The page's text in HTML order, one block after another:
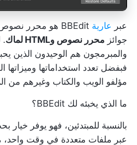
عبر عارية
جوائز محرر نصوص وHTML لماك
.
والمبرمجون هم الوحيدون الذين
فبفضل تعدد استخداماتها وميزاتها
مؤلفو الويب والكتاب وغيرهم من
ما الذي يخبئه لك BBEdit؟
بالنسبة للمبتدئين، فهو يوفر خيار
عبر ملفات متعددة في وقت واحد،